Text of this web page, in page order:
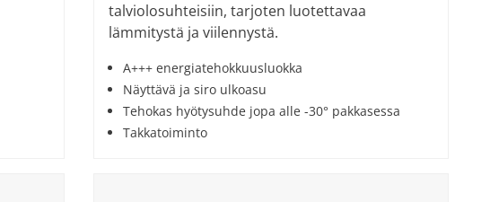
talviolosuhteisiin, tarjoten luotettavaa
lämmitystä ja viilennystä.
A+++ energiatehokkuusluokka
Näyttävä ja siro ulkoasu
Tehokas hyötysuhde jopa alle -30° pakkasessa
Takkatoiminto